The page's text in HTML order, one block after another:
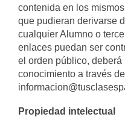
contenida en los
que pudieran derivarse
cualquier Alumno o
enlaces puedan ser
el orden público,
conocimiento a través
Propiedad intelectual